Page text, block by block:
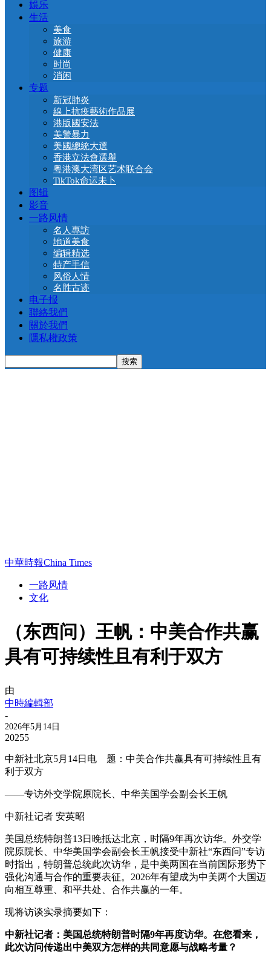
娛乐
生活
美食
旅游
健康
时尚
消闲
专题
新冠肺炎
線上抗疫藝術作品展
港版國安法
美警暴力
美國總統大選
香港立法會選舉
粤港澳大湾区艺术联合会
TikTok命运未卜
图辑
影音
一路风情
名人專訪
地道美食
编辑精选
特产手信
风俗人情
名胜古迹
电子报
聯絡我們
關於我們
隱私權政策
中華時報China Times
一路风情
文化
（东西问）王帆：中美合作共赢
具有可持续性且有利于双方
由
中時編輯部
-
2026年5月14日
20255
中新社北京5月14日电 题：中美合作共赢具有可持续性且有
利于双方
——专访外交学院原院长、中华美国学会副会长王帆
中新社记者 安英昭
美国总统特朗普13日晚抵达北京，时隔9年再次访华。外交学
院原院长、中华美国学会副会长王帆接受中新社“东西问”专访
时指出，特朗普总统此次访华，是中美两国在当前国际形势下
强化沟通与合作的重要表征。2026年有望成为中美两个大国迈
向相互尊重、和平共处、合作共赢的一年。
现将访谈实录摘要如下：
中新社记者：美国总统特朗普时隔9年再度访华。在您看来，
此次访问传递出中美双方怎样的共同意愿与战略考量？